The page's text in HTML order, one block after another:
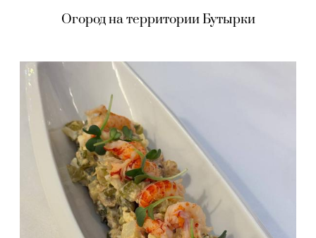
Огород на территории Бутырки